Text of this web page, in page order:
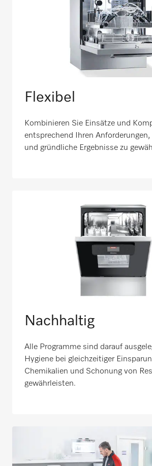
Flexibel
Kombinieren Sie Einsätze und
entsprechend Ihren
und gründliche Ergebnisse zu
Nachhaltig
Alle Programme sind darauf
Hygiene bei gleichzeitiger
Chemikalien und Schonung von
gewährleisten.